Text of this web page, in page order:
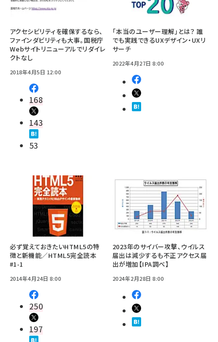
アクセシビリティを確保するなら、
ファインダビリティも大事。国税庁
Webサイトリニューアルでリダイレ
クトなし
2018年4月5日 12:00
168
143
53
「本当のユーザー理解」とは？ 誰
でも実践できるUXデザイン・UXリ
サーチ
2022年4月27日 8:00
必ず覚えておきたいHTML5の特
徴と新機能／HTML5完全読本
#1-1
2014年4月24日 8:00
250
197
2023年のサイバー攻撃、ウイルス
届出は減少するも不正アクセス届
出が増加【IPA調べ】
2024年2月28日 8:00